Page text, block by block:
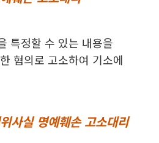
특정할 수 있는 내용을
혐의로 고소하여 기소에
사실 명예훼손 고소대리